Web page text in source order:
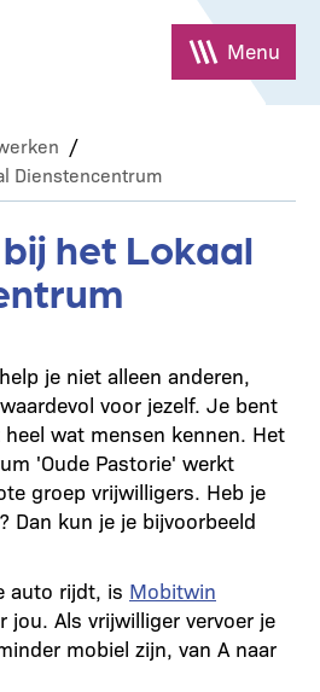
Menu
Dienstencentrum
het Lokaal
je niet alleen anderen,
voor jezelf. Je bent
wat mensen kennen. Het
'Oude Pastorie' werkt
groep vrijwilligers. Heb je
Dan kun je je bijvoorbeeld
auto rijdt, is Mobitwin
jou. Als vrijwilliger vervoer je
mobiel zijn, van A naar